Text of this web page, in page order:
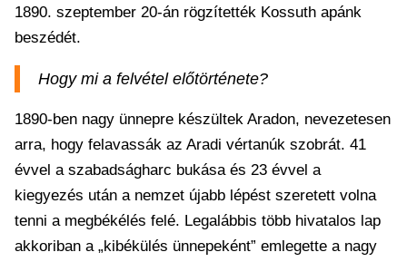
1890. szeptember 20-án rögzítették Kossuth apánk
beszédét.
Hogy mi a felvétel előtörténete?
1890-ben nagy ünnepre készültek Aradon, nevezetesen
arra, hogy felavassák az Aradi vértanúk szobrát. 41
évvel a szabadságharc bukása és 23 évvel a
kiegyezés után a nemzet újabb lépést szeretett volna
tenni a megbékélés felé. Legalábbis több hivatalos lap
akkoriban a „kibékülés ünnepeként” emlegette a nagy